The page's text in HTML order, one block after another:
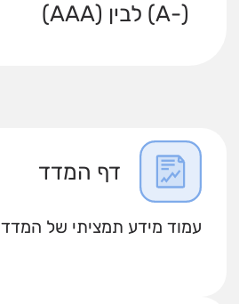
(-A) לבין (AAA)
דף המדד
עמוד מידע תמציתי של המדד